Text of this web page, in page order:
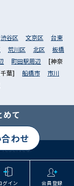
グイン 会員登録
めて
わせ
渋谷区 文京区
台東
荒川区 北区
板橋
町田駅周辺
[神奈
葉] 船橋市
市川
reserved.